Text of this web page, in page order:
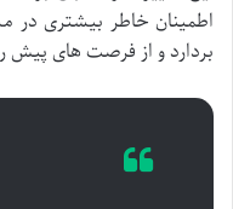
اطمینان خاطر بیشتری در
بردارد و از فرصت های پیش